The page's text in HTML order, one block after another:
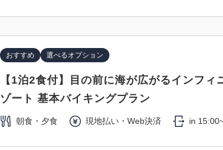
おすすめ 選べるオプション
【1泊2食付】目の前に海が広がるインフィ
ゾート 基本バイキングプラン
朝食・夕食 現地払い・Web決済 in